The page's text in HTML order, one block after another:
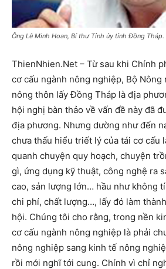
Ông Lê Minh Hoan, Bí thư Tỉnh ủy tỉnh Đồng Tháp.
ThienNhien.Net – Từ sau khi Chính
cơ cấu ngành nông nghiệp, Bộ Nông
nông thôn lấy Đồng Tháp là địa
hội nghị bàn thảo về vấn đề này đã
địa phương. Nhưng dường như đến
chưa thấu hiểu triết lý của tái cơ cấu
quanh chuyện quy hoạch, chuyện
gì, ứng dụng kỹ thuật, công nghệ ra
cao, sản lượng lớn… hầu như không
chi phí, chất lượng…, lấy đó làm
hội. Chúng tôi cho rằng, trong nền
cơ cấu ngành nông nghiệp là phải
nông nghiệp sang kinh tế nông
rồi mới nghĩ tới cung. Chính vì chỉ